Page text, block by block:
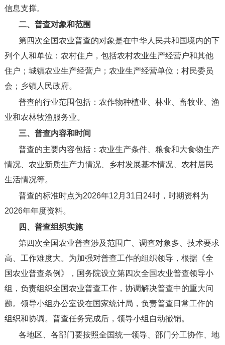
信息支撑。
二、普查对象和范围
第四次全国农业普查的对象是在中华人民共和国境内的下
列个人和单位：农村住户，包括农村农业生产经营户和其他
住户；城镇农业生产经营户；农业生产经营单位；村民委员
会；乡镇人民政府。
普查的行业范围包括：农作物种植业、林业、畜牧业、渔
业和农林牧渔服务业。
三、普查内容和时间
普查的主要内容包括：农业生产条件、粮食和大食物生产
情况、农业新质生产力情况、乡村发展基本情况、农村居民
生活情况等。
普查的标准时点为2026年12 月 31 日 24时，时期资料为
2026年年度资料。
四、普查组织实施
第四次全国农业普查涉及范围广、调查对象多、技术要求
高、工作难度大。为加强对普查工作的组织领导，根据《全
国农业普查条例》，国务院设立第四次全国农业普查领导小
组，负责组织全国农业普查工作，协调解决普查中的重大问
题。领导小组办公室设在国家统计局，负责普查日常工作的
组织和协调。普查任务完成后，领导小组自动撤销。
各地区、各部门要按照全国统一领导、部门分工协作、地